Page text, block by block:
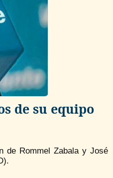
de su equipo
de Rommel Zabala y José